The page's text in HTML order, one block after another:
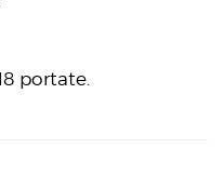
portate.